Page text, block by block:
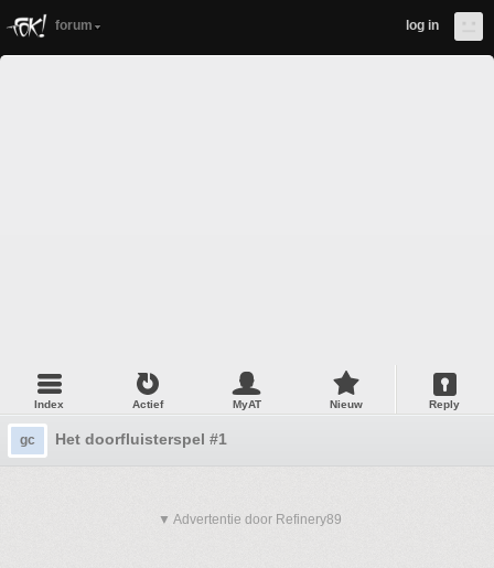
forum log in
Index Actief MyAT Nieuw Reply
gc Het doorfluisterspel #1
▼ Advertentie door Refinery89